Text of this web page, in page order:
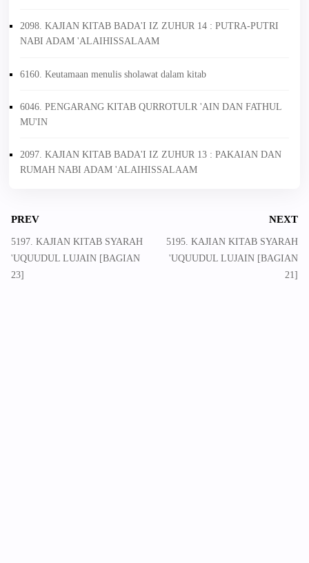
2098. KAJIAN KITAB BADA'I IZ ZUHUR 14 : PUTRA-PUTRI
NABI ADAM 'ALAIHISSALAAM
6160. Keutamaan menulis sholawat dalam kitab
6046. PENGARANG KITAB QURROTULR 'AIN DAN FATHUL
MU'IN
2097. KAJIAN KITAB BADA'I IZ ZUHUR 13 : PAKAIAN DAN
RUMAH NABI ADAM 'ALAIHISSALAAM
PREV
5197. KAJIAN KITAB SYARAH
'UQUUDUL LUJAIN [BAGIAN
23]
NEXT
5195. KAJIAN KITAB SYARAH
'UQUUDUL LUJAIN [BAGIAN
21]